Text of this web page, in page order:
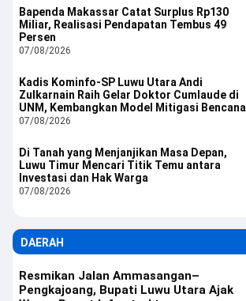
Bapenda Makassar Catat Surplus Rp130
Miliar, Realisasi Pendapatan Tembus 49
Persen
07/08/2026
Kadis Kominfo-SP Luwu Utara Andi
Zulkarnain Raih Gelar Doktor Cumlaude di
UNM, Kembangkan Model Mitigasi Bencana
07/08/2026
Di Tanah yang Menjanjikan Masa Depan,
Luwu Timur Mencari Titik Temu antara
Investasi dan Hak Warga
07/08/2026
DAERAH
Resmikan Jalan Ammasangan–
Pengkajoang, Bupati Luwu Utara Ajak